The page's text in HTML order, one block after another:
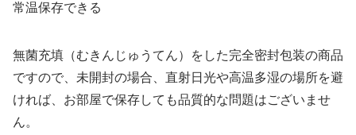
常温保存できる
無菌充填（むきんじゅうてん）をした完全密封包装の商品
ですので、未開封の場合、直射日光や高温多湿の場所を避
ければ、お部屋で保存しても品質的な問題はございませ
ん。